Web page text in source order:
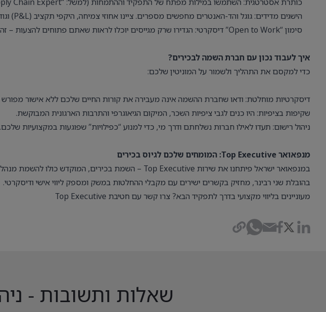
הישגים מדידים: גוגל והד-האנטרים מחפשים מספרים. ציינו אחוזי צמיחה, היקפי תקציב (P&L) וגודל צוותים.
סימון “Open to Work” דיסקרטי: הגדירו שרק מגייסים יוכלו לראות שאתם פתוחים להצעות – זהו כלי בטוח ודיסקרטי לחלוטין.
איך לעבוד נכון עם חברת השמה לבכירים?
כדי למקסם את התהליך ולשמור על המוניטין שלכם:
דיסקרטיות מוחלטת: ודאו שחברת ההשמה אינה מעבירה את קורות החיים שלכם ללא אישור
שקיפות בציפיות: היו כנים לגבי ציפיות השכר, המיקום הגיאוגרפי והתרבות הארגונית המבוקשת.
ניהול רישום: תעדו לאילו חברות נשלחתם ודרך מי, כדי למנוע “כפילויות” שפוגעות במקצועיות שלכם.
מנפאואר Top Executive: המומחים שלכם לגיוס בכירים
במנפאואר ישראל פיתחנו את שירות Top Executive – השמת בכירים
בהובלת שני רבינר, מחזיק בקשרים ישירים עם מקבלי ההחלטות במשק ומספק ליווי אישי ודיסקרטי.
מעוניינים בליווי מקצועי בדרך לתפקיד הבא? צרו קשר עם חטיבת Top Executive
שאלות ותשובות -